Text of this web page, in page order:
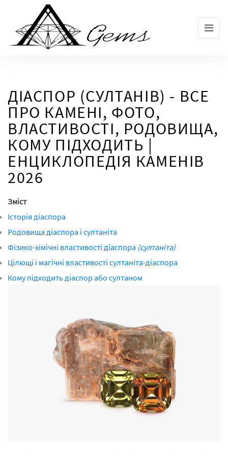
ДІАСПОР (СУЛТАНІВ) - ВСЕ
ПРО КАМЕНІ, ФОТО,
ВЛАСТИВОСТІ, РОДОВИЩА,
КОМУ ПІДХОДИТЬ |
ЕНЦИКЛОПЕДІЯ КАМЕНІВ
2026
Зміст
Історія діаспора
Родовища діаспора і султаніта
Фізико-хімічні властивості діаспора (султаніта)
Цілющі і магічні властивості султаніта-діаспора
Кому підходить діаспор або султаном